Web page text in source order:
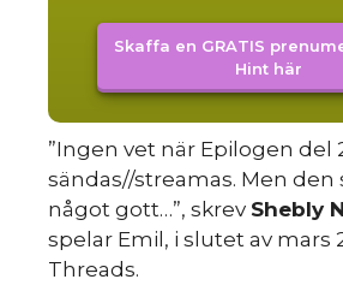
Skaffa en GRATIS
Hint här
”Ingen vet när Epilogen del
sändas//streamas. Men den
något gott…”, skrev Shebly
spelar Emil, i slutet av mars
Threads.